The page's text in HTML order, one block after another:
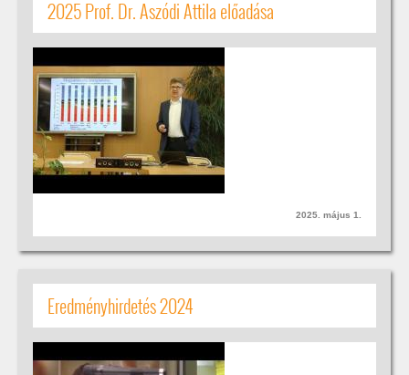
2025 Prof. Dr. Aszódi Attila előadása
2025. május 1.
Eredményhirdetés 2024